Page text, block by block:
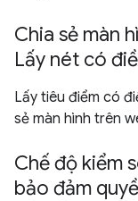
Chia sẻ màn
Lấy nét có
Lấy tiêu điểm có
sẻ màn hình trên
Chế độ kiểm
bảo đảm